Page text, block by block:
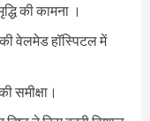
की कामना ।
की वेलमेड हॉस्पिटल में
समीक्षा।